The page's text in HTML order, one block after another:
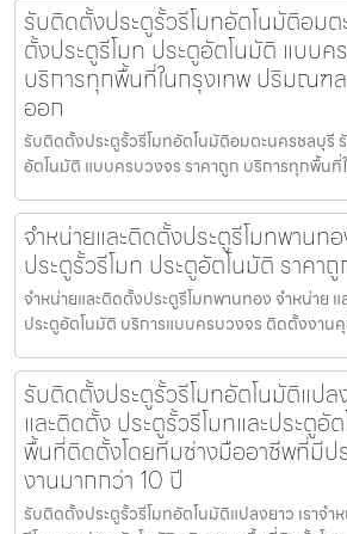
รับติดตั้งประตูรั้วรีโมทอัตโนมัติอม
ตั้งประตูรีโมท ประตูอัตโนมัติ แบบค
บริการทุกพื้นที่ในกรุงเทพ ปริมณฑ
ออก
รับติดตั้งประตูรั้วรีโมทอัตโนมัติอมตะนครชลบุรี
อัตโนมัติ แบบครบวงจร ราคาถูก บริการทุกพื้นที่
จำหน่ายและติดตั้งประตูรีโมทพานท
ประตูรั้วรีโมท ประตูอัตโนมัติ ราคาถู
จำหน่ายและติดตั้งประตูรีโมทพานทอง จำหน่าย
ประตูอัตโนมัติ บริการแบบครบวงจร ติดตั้งงาน
รับติดตั้งประตูรั้วรีโมทอัตโนมัติแปล
และติดตั้ง ประตูรั้วรีโมทและประตูอั
พื้นที่ติดตั้งโดยทีมช่างมืออาชีพที่มีป
งานมากกว่า 10 ปี
รับติดตั้งประตูรั้วรีโมทอัตโนมัติแปลงยาว เราจำ